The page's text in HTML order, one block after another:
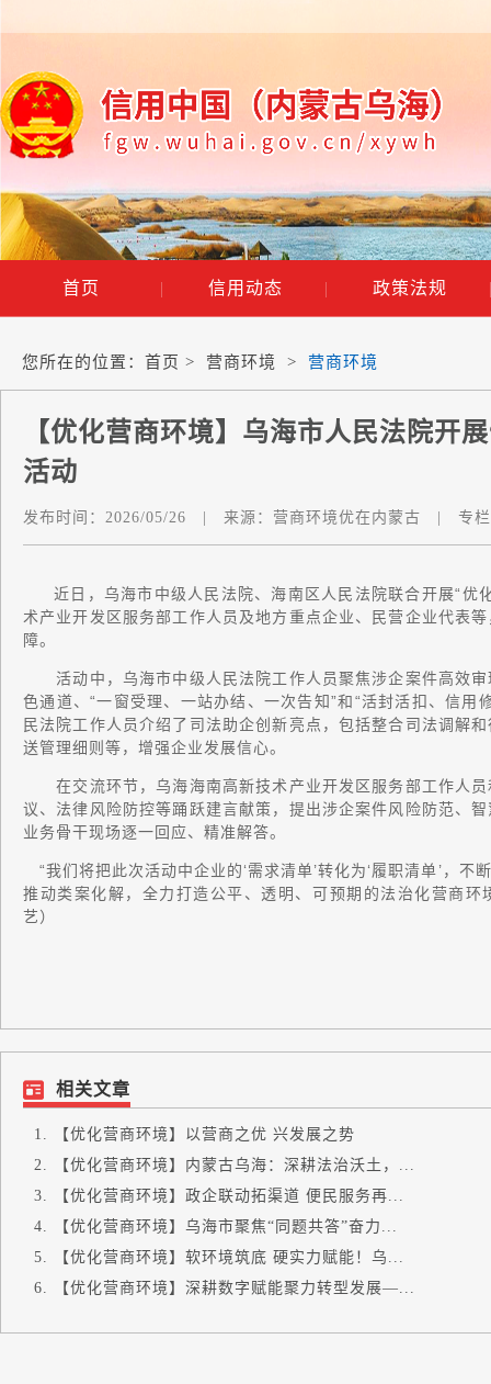
首页 | 信用动态 | 政策法规
您所在的位置： 首页 > 营商环境 > 营商环境
【优化营商环境】乌海市人民法院开
活动
发布时间： 2026/05/26 来源： 营商环境优在内蒙古 专
近日，乌海市中级人民法院、海南区人民法院联合开展“
术产业开发区服务部工作人员及地方重点企业、民营企业代表
障。
活动中，乌海市中级人民法院工作人员聚焦涉企案件高效审
色通道、“一窗受理、一站办结、一次告知”和“活封活扣、信
民法院工作人员介绍了司法助企创新亮点，包括整合司法调解
送管理细则等，增强企业发展信心。
在交流环节，乌海海南高新技术产业开发区服务部工作人员
议、法律风险防控等踊跃建言献策，提出涉企案件风险防范、
业务骨干现场逐一回应、精准解答。
“我们将把此次活动中企业的‘需求清单’转化为‘履职清单’，
推动类案化解，全力打造公平、透明、可预期的法治化营商
艺）
相关文章
【优化营商环境】以营商之优 兴发展之势
【优化营商环境】内蒙古乌海：深耕法治沃土，...
【优化营商环境】政企联动拓渠道 便民服务再...
【优化营商环境】乌海市聚焦“同题共答”奋力...
【优化营商环境】软环境筑底 硬实力赋能！乌...
【优化营商环境】深耕数字赋能聚力转型发展—...